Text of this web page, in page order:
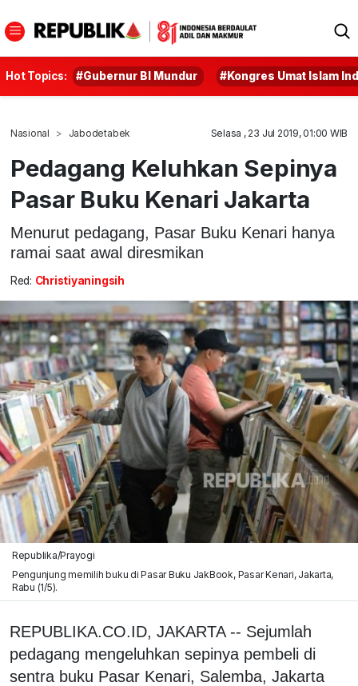
Hot Topics: #Gubernur BI Mundur #Kongres Umat Islam
Nasional Jabodetabek Selasa , 23 Jul 2019, 01:00 WIB
Pedagang Keluhkan Sepinya
Pasar Buku Kenari Jakarta
Menurut pedagang, Pasar Buku Kenari hanya
ramai saat awal diresmikan
Red: Christiyaningsih
Republika/Prayogi
Pengunjung memilih buku di Pasar Buku JakBook, Pasar Kenari, Jakarta,
Rabu (1/5).
REPUBLIKA.CO.ID, JAKARTA -- Sejumlah
pedagang mengeluhkan sepinya pembeli di
sentra buku Pasar Kenari, Salemba, Jakarta